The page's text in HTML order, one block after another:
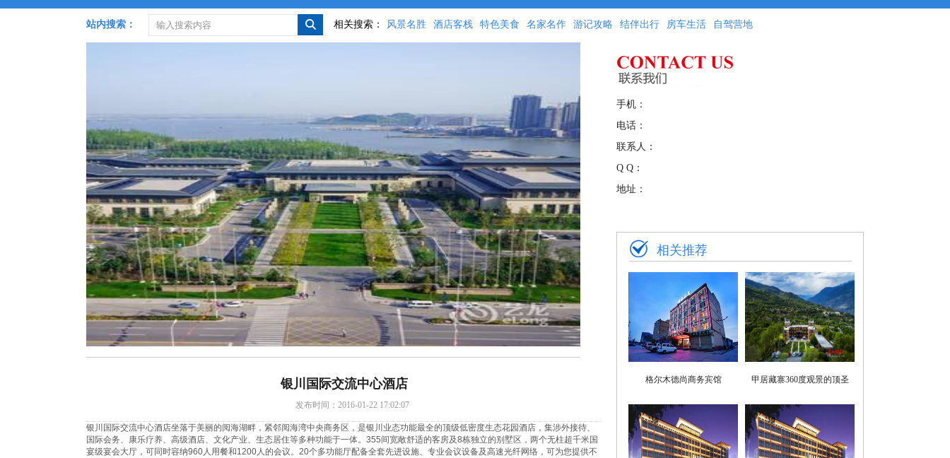
站内搜索： 相关搜索： 风景名胜 酒店客栈 特色美食 名家名作 游记攻略 结伴出行 房车生活 自驾营地
银川国际交流中心酒店
发布时间：2016-01-22 17:02:07
银川国际交流中心酒店坐落于美丽的阅海湖畔，紧邻阅海湾中央商务区，是银川业态功能最全的顶级低密度生态花园酒店，集涉外接待、
国际会务、康乐疗养、高级酒店、文化产业、生态居住等多种功能于一体。355间宽敞舒适的客房及8栋独立的别墅区，两个无柱超千米国
宴级宴会大厅，可同时容纳960人用餐和1200人的会议。20个多功能厅配备全套先进设施、专业会议设备及高速光纤网络，可为您提供不
手机：
电话：
联系人：
Q Q：
地址：
相关推荐
格尔木德尚商务宾馆 甲居藏寨360度观景的顶圣